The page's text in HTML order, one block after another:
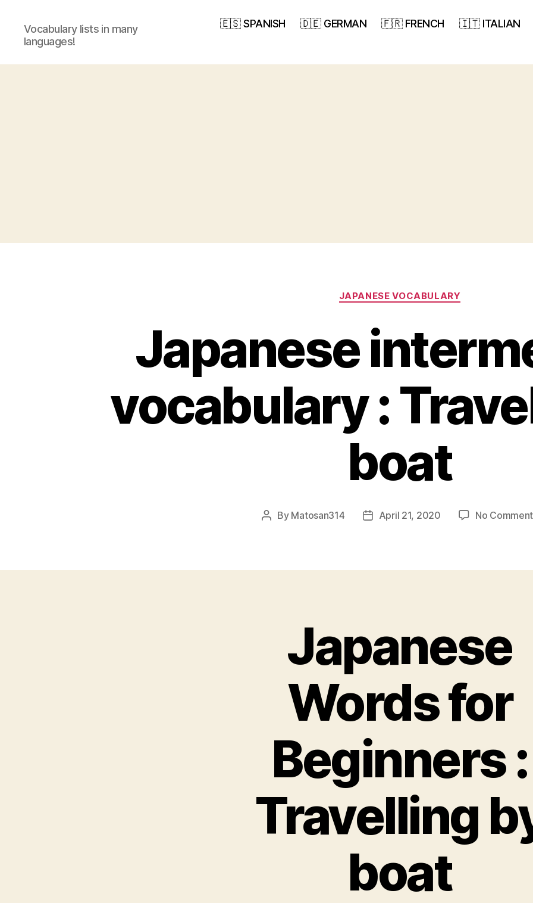
Vocabulary lists in many
languages!
🇪🇸 SPANISH 🇩🇪 GERMAN 🇫🇷 FRENCH 🇮🇹 ITALIAN
Categories
JAPANESE VOCABULARY
Japanese
vocabulary :
boat
Post
By Matosan314
PostApril 21, 2020 No
Japanese
Words for
Beginners :
Travelling
boat